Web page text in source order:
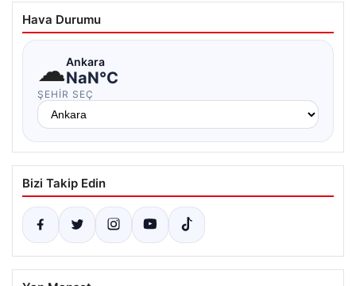
Hava Durumu
☁Ankara
NaN°C
ŞEHIR SEÇ
Bizi Takip Edin